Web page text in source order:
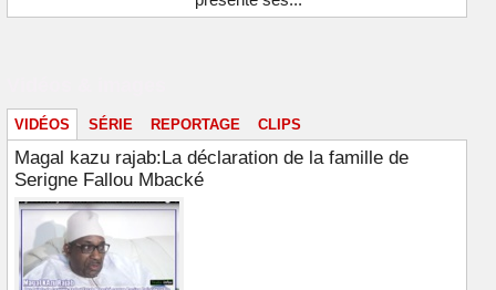
VIDÉOS SÉRIE REPORTAGE CLIPS
Magal kazu rajab:La déclaration de la famille de
Serigne Fallou Mbacké